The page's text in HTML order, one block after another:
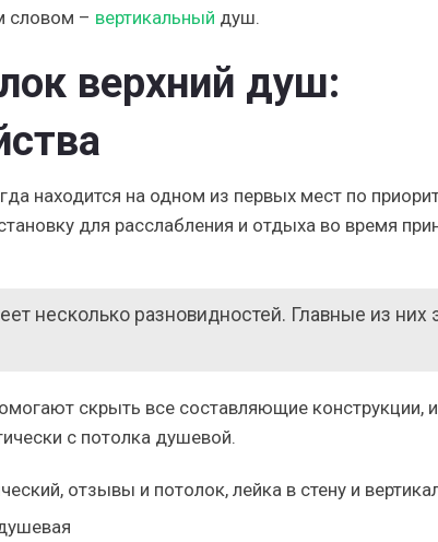
словом – вертикальный душ.
верхний душ:
находится на одном из первых мест по
для расслабления и отдыха во время
несколько разновидностей. Главные из них
скрыть все составляющие конструкции, и
с потолка душевой.